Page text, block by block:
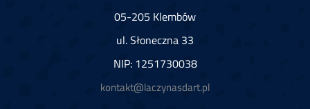
05-205 Klembów
ul. Słoneczna 33
NIP: 1251730038
kontakt@laczynasdart.pl